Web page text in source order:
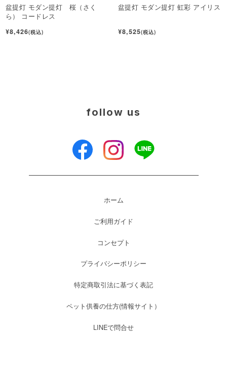
盆提灯 モダン提灯 桜（さく
ら） コードレス
¥8,426(税込)
盆提灯 モダン提灯 虹彩 アイリス
¥8,525(税込)
follow us
ホーム
ご利用ガイド
コンセプト
プライバシーポリシー
特定商取引法に基づく表記
ペット供養の仕方(情報サイト）
LINEで問合せ